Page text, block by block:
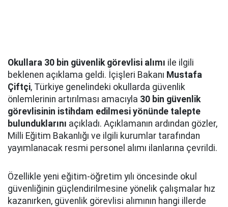
Okullara 30 bin güvenlik görevlisi alımı ile ilgili
beklenen açıklama geldi. İçişleri Bakanı Mustafa
Çiftçi, Türkiye genelindeki okullarda güvenlik
önlemlerinin artırılması amacıyla 30 bin güvenlik
görevlisinin istihdam edilmesi yönünde talepte
bulunduklarını açıkladı. Açıklamanın ardından gözler,
Milli Eğitim Bakanlığı ve ilgili kurumlar tarafından
yayımlanacak resmi personel alımı ilanlarına çevrildi.
Özellikle yeni eğitim-öğretim yılı öncesinde okul
güvenliğinin güçlendirilmesine yönelik çalışmalar hız
kazanırken, güvenlik görevlisi alımının hangi illerde